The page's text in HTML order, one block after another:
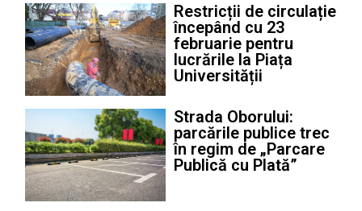
Restricții de circulație
începând cu 23
februarie pentru
lucrările la Piața
Universității
Strada Oborului:
parcările publice trec
în regim de „Parcare
Publică cu Plată”